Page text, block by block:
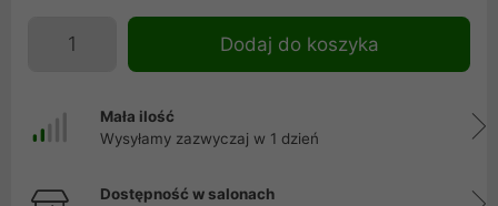
Dodaj do koszyka
Mała ilość
Wysyłamy zazwyczaj w 1 dzień
Dostępność w salonach